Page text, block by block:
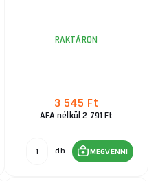
RAKTÁRON
3 545 Ft
ÁFA nélkül 2 791 Ft
db MEGVENNI